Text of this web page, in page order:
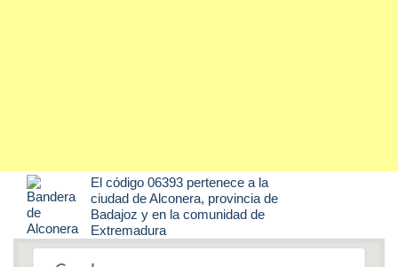
El código 06393 pertenece a la
ciudad deAlconera, provincia de
Badajoz y en la comunidad de
Extremadura